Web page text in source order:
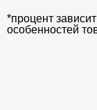
РАСКЛАДКА,
*процент
особенностей